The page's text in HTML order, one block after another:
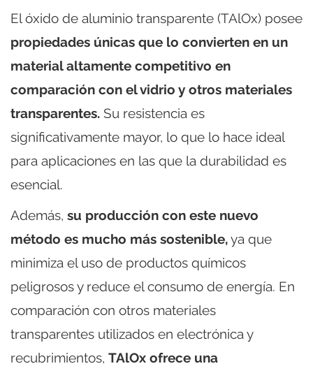
El óxido de aluminio transparente (TAlOx) posee
propiedades únicas que lo convierten en un
material altamente competitivo en
comparación con el vidrio y otros materiales
transparentes. Su resistencia es
significativamente mayor, lo que lo hace ideal
para aplicaciones en las que la durabilidad es
esencial.
Además, su producción con este nuevo
método es mucho más sostenible,ya que
minimiza el uso de productos químicos
peligrosos y reduce el consumo de energía. En
comparación con otros materiales
transparentes utilizados en electrónica y
recubrimientos, TAlOx ofrece una